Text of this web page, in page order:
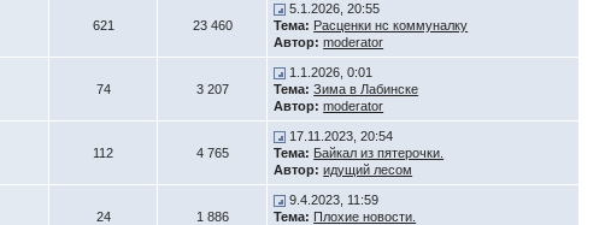
621 23 460
5.1.2026, 20:55
Тема: Расценки нс коммуналку
Автор: moderator
74 3 207
1.1.2026, 0:01
Тема: Зима в Лабинске
Автор: moderator
112 4 765
17.11.2023, 20:54
Тема: Байкал из пятерочки.
Автор: идущий лесом
24 1 886
9.4.2023, 11:59
Тема: Плохие новости.